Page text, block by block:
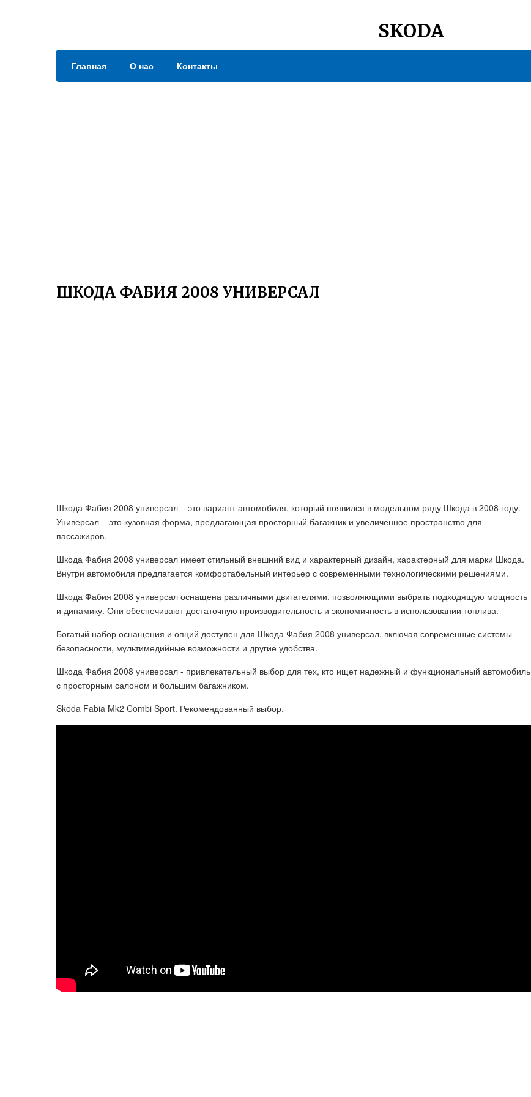
SKODA
Главная О нас Контакты
ШКОДА ФАБИЯ 2008 УНИВЕРСАЛ
Шкода Фабия 2008 универсал – это вариант автомобиля, который появился в модельном ряду Шкода в 2008 году.
Универсал – это кузовная форма, предлагающая просторный багажник и увеличенное пространство для
пассажиров.
Шкода Фабия 2008 универсал имеет стильный внешний вид и характерный дизайн, характерный для марки Шкода.
Внутри автомобиля предлагается комфортабельный интерьер с современными технологическими решениями.
Шкода Фабия 2008 универсал оснащена различными двигателями, позволяющими выбрать подходящую мощность
и динамику. Они обеспечивают достаточную производительность и экономичность в использовании топлива.
Богатый набор оснащения и опций доступен для Шкода Фабия 2008 универсал, включая современные системы
безопасности, мультимедийные возможности и другие удобства.
Шкода Фабия 2008 универсал - привлекательный выбор для тех, кто ищет надежный и функциональный автомобиль
с просторным салоном и большим багажником.
Skoda Fabia Mk2 Combi Sport. Рекомендованный выбор.